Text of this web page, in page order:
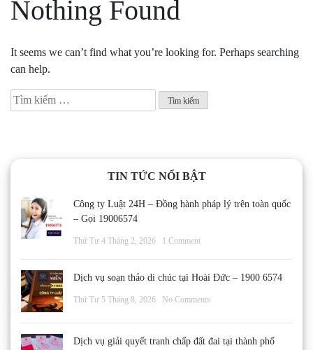
Nothing Found
It seems we can’t find what you’re looking for. Perhaps searching
can help.
Tìm
kiếm
TIN TỨC NỔI BẬT
Công ty Luật 24H – Đồng hành pháp lý trên toàn quốc
– Gọi 19006574
Thứ Tư 4 Tháng 2, 2026 1 Comment
Dịch vụ soạn thảo di chúc tại Hoài Đức – 1900 6574
Thứ Tư 5 Tháng 8, 2026 No Comments
Dịch vụ giải quyết tranh chấp đất đai tại thành phố